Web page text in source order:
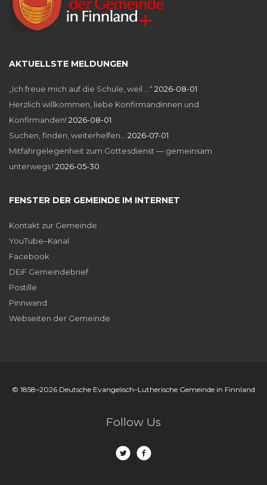
AKTUELLSTE MELDUNGEN
„Ich freue mich auf die Schule, weil …“ 2026-08-01
Herzlich willkommen, liebe Konfirmandinnen und
Konfirmanden! 2026-08-01
Suchen, finden, weiterhelfen…
2026-07-01
Mitfahrgelegenheit zum Gottesdienst — gemeinsam
unterwegs ! 2026-05-30
FENSTER DER GEMEINDE IM INTERNET
Kontakt zur Gemeinde
YouTube–Kanal
Facebook
DEiF Gemeindebrief
Postille
Pinnwand
Webseiten der Gemeinde
© 1858–2026 Deutsche Evangelisch–Lutherische Gemeinde in Finnland
Follow Us